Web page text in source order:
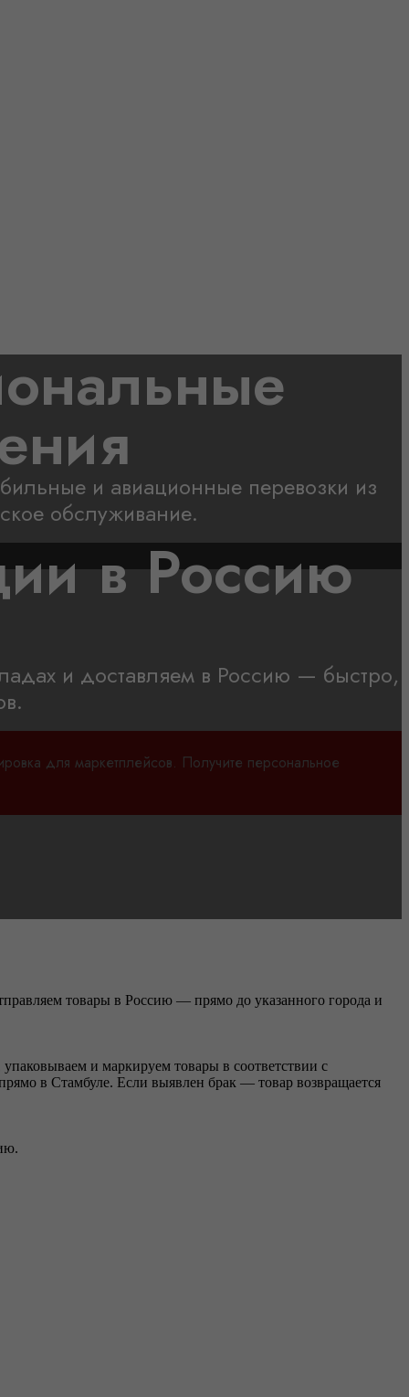
и авиационные перевозки из
обслуживание.
в Россию
и доставляем в Россию — быстро,
для маркетплейсов. Получите персональное
товары в Россию — прямо до указанного города и
и маркируем товары в соответствии с
в Стамбуле. Если выявлен брак — товар возвращается